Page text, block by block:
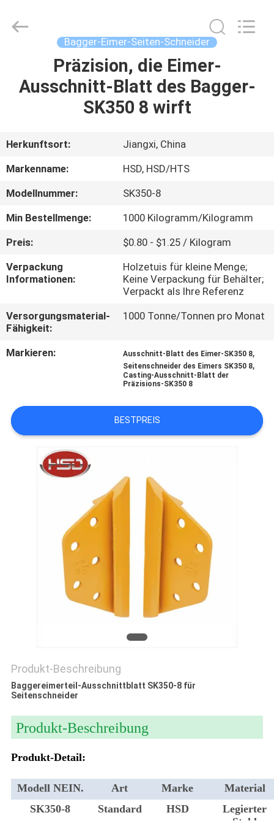
PRODUKTE
ÜBER
UNS
FABRIK-
AUSFLUG
QUALITÄTSKONTROLLE
SIE
MIT
VERBINDUNG
FORDERN
SITEMAP
PRIVACY
Parts
Co.,Ltd.
Bagger-Eimer-Seiten-Schneider
Präzision, die Eimer-
Ausschnitt-Blatt des Bagger-
SK350 8 wirft
Herkunftsort:
Jiangxi, China
Markenname:
HSD, HSD/HTS
Modellnummer:
SK350-8
Min Bestellmenge:
1000 Kilogramm/Kilogramm
Preis:
$0.80 - $1.25 / Kilogram
Verpackung
Informationen:
Holzetuis für kleine Menge;
Keine Verpackung für Behälter;
Verpackt als Ihre Referenz
Versorgungsmaterial-
Fähigkeit:
1000 Tonne/Tonnen pro Monat
Markieren: Ausschnitt-Blatt des Eimer-SK350 8,
Seitenschneider des Eimers SK350 8,
Casting-Ausschnitt-Blatt der
Präzisions-SK350 8
BESTPREIS
Produkt-Beschreibung
Baggereimerteil-Ausschnittblatt SK350-8 für
Seitenschneider
Produkt-Beschreibung
Produkt-Detail:
Modell NEIN. Art Marke
Material
SK350-8
Standard HSD
Legierter
Stahl